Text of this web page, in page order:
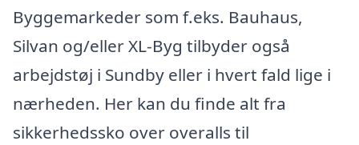
Byggemarkeder som f.eks. Bauhaus,
Silvan og/eller XL-Byg tilbyder også
arbejdstøj i Sundby eller i hvert fald lige i
nærheden. Her kan du finde alt fra
sikkerhedssko over overalls til